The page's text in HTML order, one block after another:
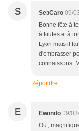
S SebCaro 09/
Bonne fête à
à toutes et à
Lyon mais il
d'embrasser
connaissons.
Répondre
E Ewondo 09/
Oui,